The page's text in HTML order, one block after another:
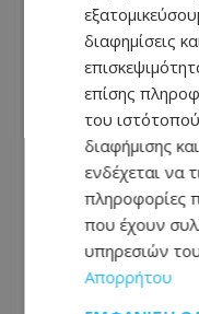
CNNi: Ο
«αναζητά
διαφημίσεις
επίσης
του
διαφήμισης
ενδέχεται να
πληροφορίες
που έχουν
υπηρεσιών
Απορρήτου